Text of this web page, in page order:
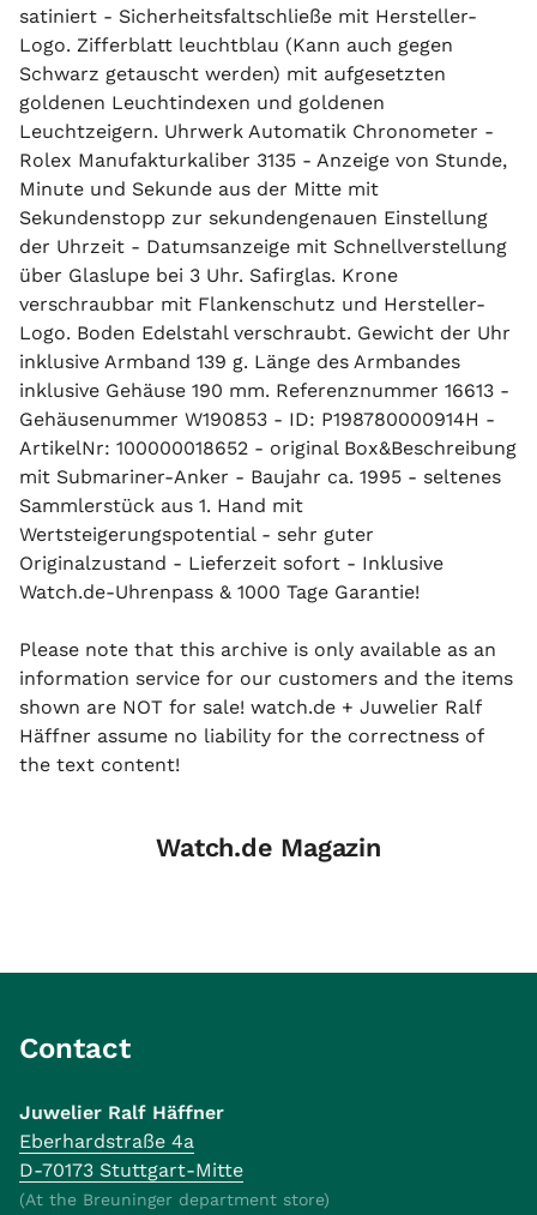
satiniert - Sicherheitsfaltschließe mit Hersteller-
Logo. Zifferblatt leuchtblau (Kann auch gegen
Schwarz getauscht werden) mit aufgesetzten
goldenen Leuchtindexen und goldenen
Leuchtzeigern. Uhrwerk Automatik Chronometer -
Rolex Manufakturkaliber 3135 - Anzeige von Stunde,
Minute und Sekunde aus der Mitte mit
Sekundenstopp zur sekundengenauen Einstellung
der Uhrzeit - Datumsanzeige mit Schnellverstellung
über Glaslupe bei 3 Uhr. Safirglas. Krone
verschraubbar mit Flankenschutz und Hersteller-
Logo. Boden Edelstahl verschraubt. Gewicht der Uhr
inklusive Armband 139 g. Länge des Armbandes
inklusive Gehäuse 190 mm. Referenznummer 16613 -
Gehäusenummer W190853 - ID: P198780000914H -
ArtikelNr: 100000018652 - original Box&Beschreibung
mit Submariner-Anker - Baujahr ca. 1995 - seltenes
Sammlerstück aus 1. Hand mit
Wertsteigerungspotential - sehr guter
Originalzustand - Lieferzeit sofort - Inklusive
Watch.de-Uhrenpass & 1000 Tage Garantie!
Please note that this archive is only available as an
information service for our customers and the items
shown are NOT for sale! watch.de + Juwelier Ralf
Häffner assume no liability for the correctness of
the text content!
Watch.de Magazin
Contact
Juwelier Ralf Häffner
Eberhardstraße 4a
D-70173 Stuttgart-Mitte
(At the Breuninger department store)